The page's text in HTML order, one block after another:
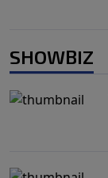
SHOWBIZ